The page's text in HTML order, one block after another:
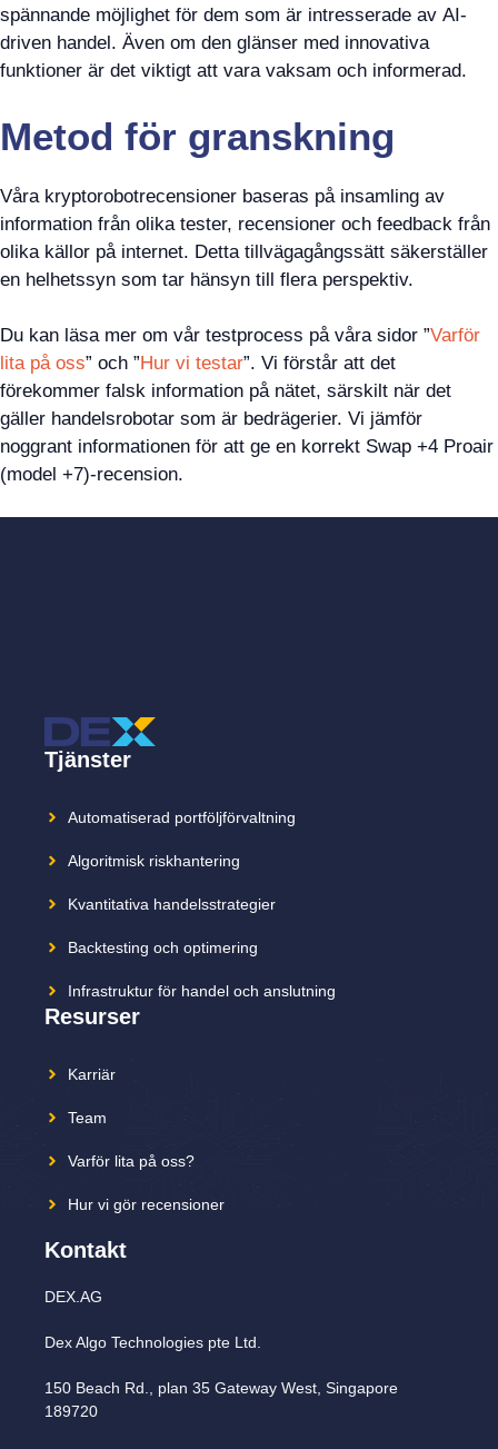
spännande möjlighet för dem som är intresserade av AI-
driven handel. Även om den glänser med innovativa
funktioner är det viktigt att vara vaksam och informerad.
Metod för granskning
Våra kryptorobotrecensioner baseras på insamling av
information från olika tester, recensioner och feedback från
olika källor på internet. Detta tillvägagångssätt säkerställer
en helhetssyn som tar hänsyn till flera perspektiv.
Du kan läsa mer om vår testprocess på våra sidor ”Varför
lita på oss” och ”Hur vi testar”. Vi förstår att det
förekommer falsk information på nätet, särskilt när det
gäller handelsrobotar som är bedrägerier. Vi jämför
noggrant informationen för att ge en korrekt Swap +4 Proair
(model +7)-recension.
Tjänster
Automatiserad portföljförvaltning
Algoritmisk riskhantering
Kvantitativa handelsstrategier
Backtesting och optimering
Infrastruktur för handel och anslutning
Resurser
Karriär
Team
Varför lita på oss?
Hur vi gör recensioner
Kontakt
DEX.AG
Dex Algo Technologies pte Ltd.
150 Beach Rd., plan 35 Gateway West, Singapore
189720